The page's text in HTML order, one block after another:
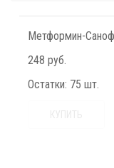
Метформин-
248 руб.
Остатки: 75 шт.